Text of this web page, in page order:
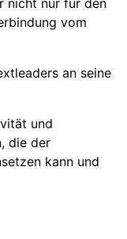
nicht nur für den
vom
an seine
und
die der
kann und